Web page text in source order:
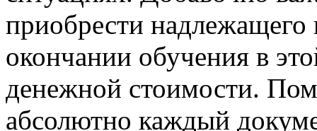
приобрести надлежащего
окончании обучения в
денежной стоимости.
абсолютно каждый